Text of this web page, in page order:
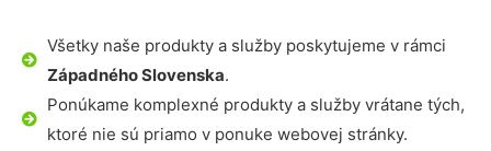
Všetky naše produkty a služby poskytujeme v rámci
Západného Slovenska.
Ponúkame komplexné produkty a služby vrátane tých,
ktoré nie sú priamo v ponuke webovej stránky.